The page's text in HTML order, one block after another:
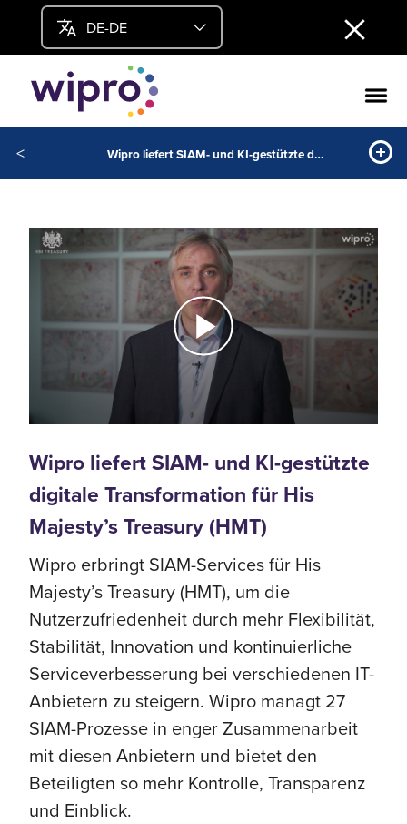
DE-DE
< Wipro liefert SIAM- und KI-gestützte digitale Transformation für His Majesty’s Treasury (HMT)
Wipro liefert SIAM- und KI-gestützte
digitale Transformation für His
Majesty’s Treasury (HMT)
Wipro erbringt SIAM-Services für His
Majesty’s Treasury (HMT), um die
Nutzerzufriedenheit durch mehr Flexibilität,
Stabilität, Innovation und kontinuierliche
Serviceverbesserung bei verschiedenen IT-
Anbietern zu steigern. Wipro managt 27
SIAM-Prozesse in enger Zusammenarbeit
mit diesen Anbietern und bietet den
Beteiligten so mehr Kontrolle, Transparenz
und Einblick.